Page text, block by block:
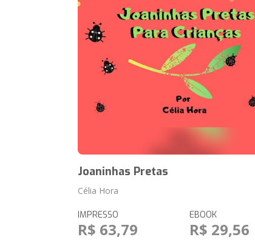
Joaninhas Pretas
Célia Hora
IMPRESSO
R$ 63,79
EBOOK
R$ 29,56